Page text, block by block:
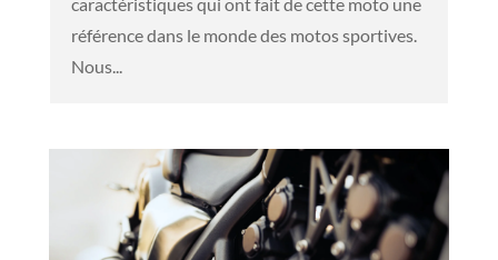
caractéristiques qui ont fait de cette moto une
référence dans le monde des motos sportives.
Nous...